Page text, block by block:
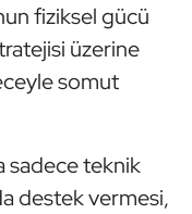
fiziksel gücü
üzerine
somut
sadece teknik
destek vermesi,